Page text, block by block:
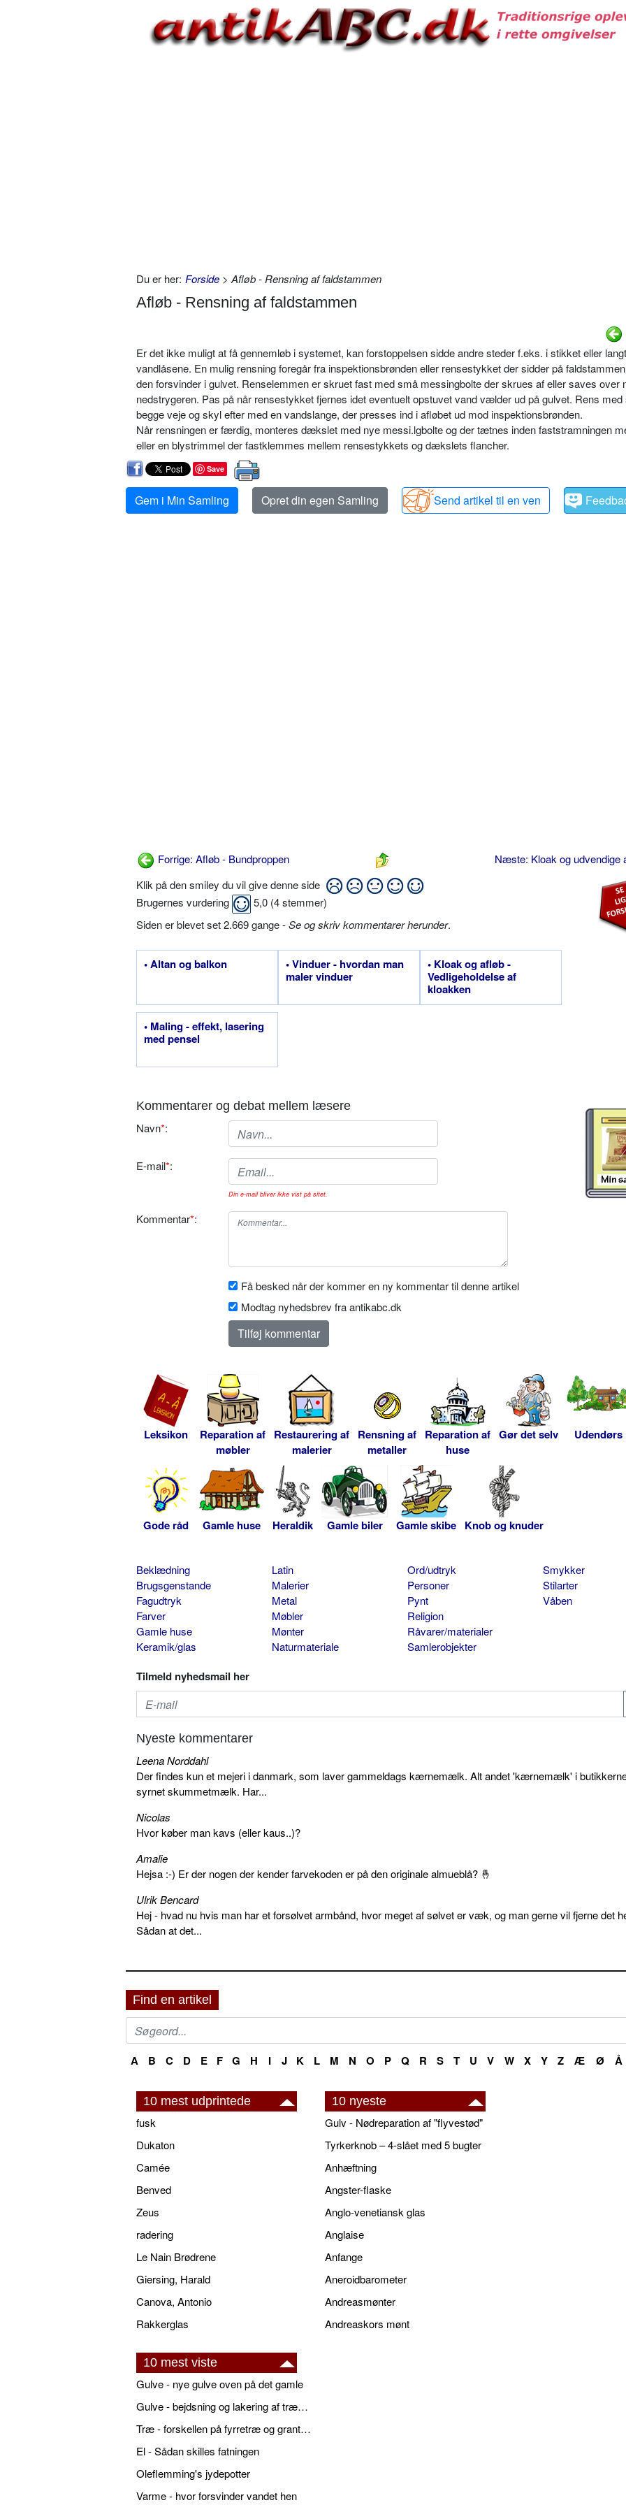
Du er her: Forside > Afløb - Rensning af faldstammen
Afløb - Rensning af faldstammen
Er det ikke muligt at få gennemløb i systemet, kan forstoppelsen sidde andre steder f.eks. i stikket eller
vandlåsene. En mulig rensning foregår fra inspektionsbrønden eller rensestykket der sidder på
den forsvinder i gulvet. Renselemmen er skruet fast med små messingbolte der skrues af eller saves over
nedstrygeren. Pas på når rensestykket fjernes idet eventuelt opstuvet vand vælder ud på gulvet. Rens med
begge veje og skyl efter med en vandslange, der presses ind i afløbet ud mod inspektionsbrønden.
Når rensningen er færdig, monteres dækslet med nye messi.lgbolte og der tætnes inden faststramningen
eller en blystrimmel der fastklemmes mellem rensestykkets og dækslets flancher.
Save
Gem i Min Samling Opret din egen Samling Send artikel til en ven
Forrige: Afløb - Bundproppen
Næste: Kloak og udvendige
Klik på den smiley du vil give denne side
Brugernes vurdering
5,0 (4stemmer)
Siden er blevet set 2.669 gange -Se og skriv kommentarer herunder.
• Altan og balkon
• Vinduer - hvordan man
maler vinduer
• Kloak og afløb -
Vedligeholdelse af
kloakken
• Maling - effekt, lasering
med pensel
Kommentarer og debat mellem læsere
Navn*:
E-mail*:
Din e-mail bliver ikke vist på sitet.
Kommentar*:
Få besked når der kommer en ny kommentar til denne artikel
Modtag nyhedsbrev fra antikabc.dk
Leksikon
Reparation af
møbler
Restaurering af
malerier
Rensning af
metaller
Reparation af
huse
Gør det selv Udendørs
Gode råd Gamle huse Heraldik Gamle biler Gamle skibe Knob og knuder
Beklædning
Brugsgenstande
Fagudtryk
Farver
Gamle huse
Keramik/glas
Latin
Malerier
Metal
Møbler
Mønter
Naturmateriale
Ord/udtryk
Personer
Pynt
Religion
Råvarer/materialer
Samlerobjekter
Smykker
Stilarter
Våben
Tilmeld nyhedsmail her
Nyeste kommentarer
Leena Norddahl
Der findes kun et mejeri i danmark, som laver gammeldags kærnemælk. Alt andet 'kærnemælk' i
syrnet skummetmælk. Har...
Nicolas
Hvor køber man kavs (eller kaus..)?
Amalie
Hejsa :-) Er der nogen der kender farvekoden er på den originale almueblå? 🤞
Ulrik Bencard
Hej - hvad nu hvis man har et forsølvet armbånd, hvor meget af sølvet er væk, og man gerne vil fjerne det
Sådan at det...
Find en artikel
A B C D E F G H I J K L M N O P Q R S T U V W X Y Z Æ Ø Å
10 mest udprintede
fusk
Dukaton
Camée
Benved
Zeus
radering
Le Nain Brødrene
Giersing, Harald
Canova, Antonio
Rakkerglas
10 nyeste
Gulv - Nødreparation af "flyvestød"
Tyrkerknob – 4-slået med 5 bugter
Anhæftning
Angster-flaske
Anglo-venetiansk glas
Anglaise
Anfange
Aneroidbarometer
Andreasmønter
Andreaskors mønt
10 mest viste
Gulve - nye gulve oven på det gamle
Gulve - bejdsning og lakering af trægulve
Træ - forskellen på fyrretræ og grantræ
El - Sådan skilles fatningen
Oleflemming's jydepotter
Varme - hvor forsvinder vandet hen